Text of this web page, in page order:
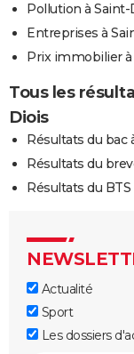
Pollution à
Entreprises à
Prix immobilier
Tous les
Diois
Résultats du bac
Résultats du
Résultats du
Actualité
Sport
Les dossiers